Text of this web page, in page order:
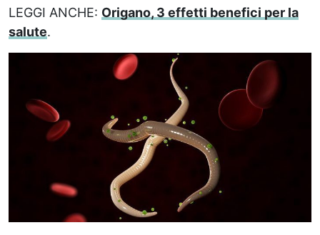
LEGGI ANCHE: Origano, 3 effetti benefici per la
salute.